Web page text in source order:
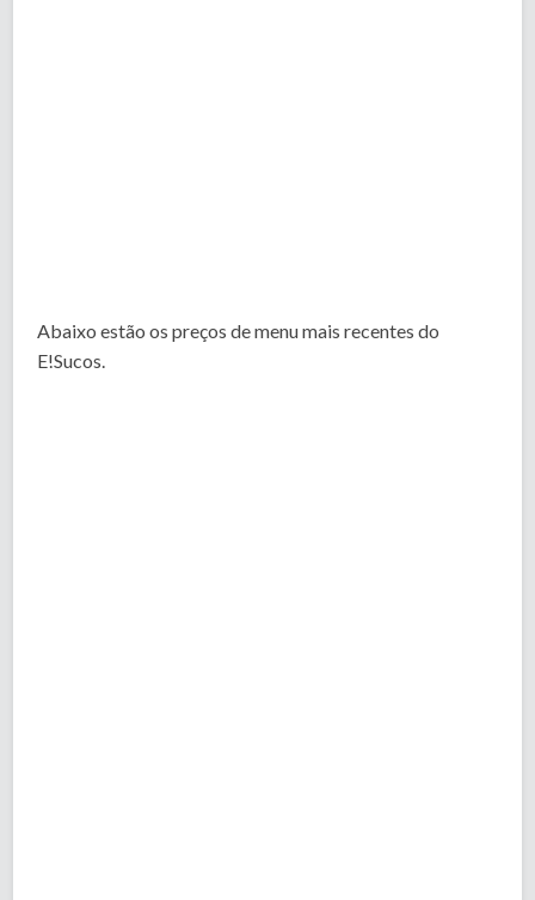
Abaixo estão os preços de menu mais recentes do
E!Sucos.